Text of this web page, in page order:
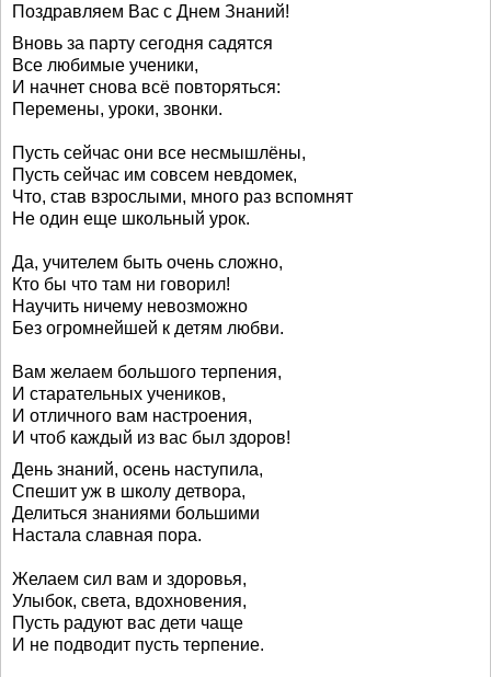
Поздравляем Вас с Днем Знаний!
Вновь за парту сегодня садятся
Все любимые ученики,
И начнет снова всё повторяться:
Перемены, уроки, звонки.
Пусть сейчас они все несмышлёны,
Пусть сейчас им совсем невдомек,
Что, став взрослыми, много раз вспомнят
Не один еще школьный урок.
Да, учителем быть очень сложно,
Кто бы что там ни говорил!
Научить ничему невозможно
Без огромнейшей к детям любви.
Вам желаем большого терпения,
И старательных учеников,
И отличного вам настроения,
И чтоб каждый из вас был здоров!
День знаний, осень наступила,
Спешит уж в школу детвора,
Делиться знаниями большими
Настала славная пора.
Желаем сил вам и здоровья,
Улыбок, света, вдохновения,
Пусть радуют вас дети чаще
И не подводит пусть терпение.